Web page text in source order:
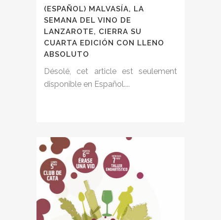
(ESPAÑOL) MALVASÍA, LA
SEMANA DEL VINO DE
LANZAROTE, CIERRA SU
CUARTA EDICIÓN CON LLENO
ABSOLUTO
Désolé, cet article est seulement
disponible en Español....